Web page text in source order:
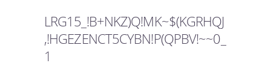
LRG15_!B+NKZ)Q!MK~$(KGRHQJ
,!HGEZENCT5CYBN!P(QPBV!~~0_
1